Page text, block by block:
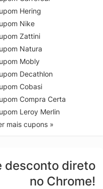
Hering
Nike
Zattini
Natura
Mobly
Decathlon
Cobasi
Compra Certa
Leroy Merlin
mais cupons »
desconto direto
no Chrome!